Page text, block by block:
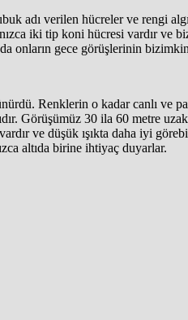
adı verilen hücreler ve rengi
iki tip koni hücresi vardır
onların gece görüşlerinin
Renklerin o kadar canlı ve
Görüşümüz 30 ila 60 metre
ve düşük ışıkta daha iyi
altıda birine ihtiyaç duyarlar.